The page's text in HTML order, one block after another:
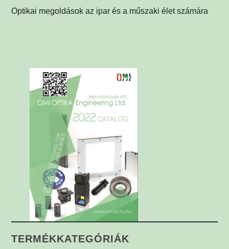
Optikai megoldások az ipar és a műszaki élet számára
TERMÉKKATEGÓRIÁK